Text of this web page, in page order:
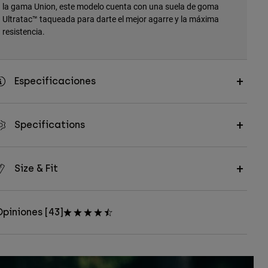
la gama Union, este modelo cuenta con una suela de goma
Ultratac™ taqueada para darte el mejor agarre y la máxima
resistencia.
Especificaciones
Specifications
Size & Fit
[43]